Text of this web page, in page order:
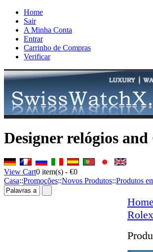
Home
Sair
A Minha Conta
Entrar
Carrinho de Compras
Verificar
Designer relógios
View Cart0 item(s) - €0
Casa::Promoções::Novos Produtos::Produtos
Home